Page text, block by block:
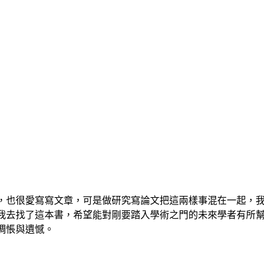
很愛寫寫文章，可是做研究寫論文把這兩樣事混在一起，
找了這本書，希望能對剛要踏入學術之門的未來學者有所
悵與遺憾。